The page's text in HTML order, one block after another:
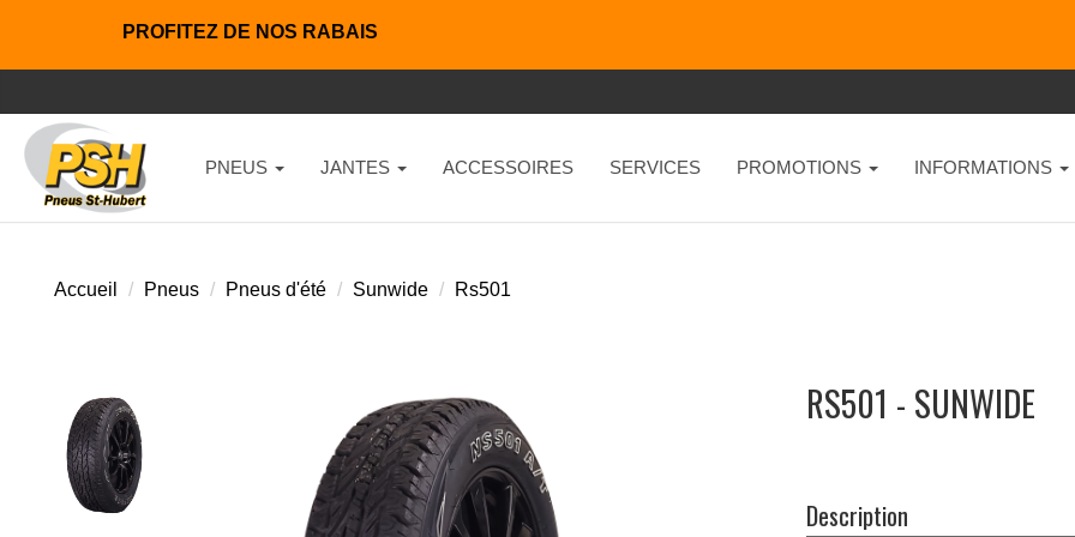
PROFITEZ DE NOS RABAIS
PNEUS JANTES ACCESSOIRES SERVICES PROMOTIONS INFORMATIONS
Accueil Pneus Pneus d'été Sunwide Rs501
RS501 - SUNWIDE
Description